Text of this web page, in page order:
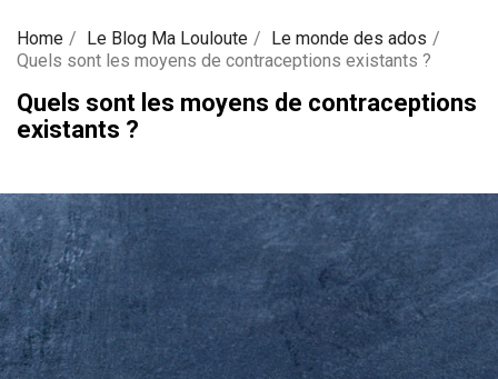
Home Le Blog Ma Louloute
Le monde des ados
Quels sont les moyens de contraceptions existants ?
Quels sont les moyens de contraceptions
existants ?